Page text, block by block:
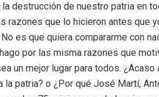
destrucción de nuestro patria en
razones que lo hicieron antes que
es que quiera compararme con
por las misma razones que
un mejor lugar para todos. ¿Acaso
patria? o ¿Por qué José Martí,